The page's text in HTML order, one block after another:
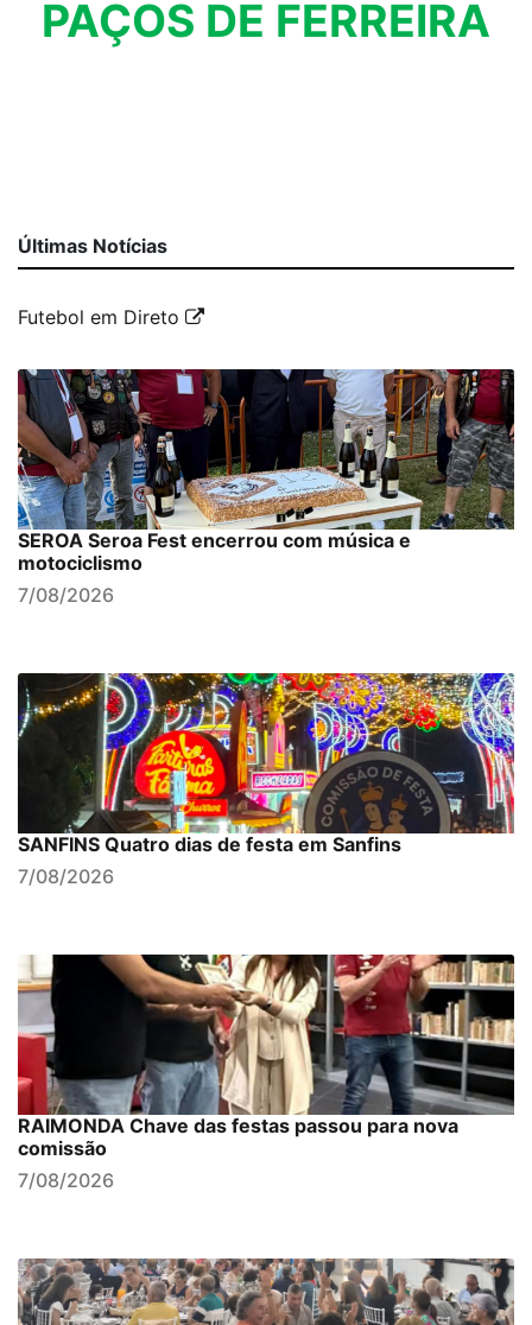
PAÇOS DE FERREIRA
Últimas Notícias
Futebol em Direto
SEROA Seroa Fest encerrou com música e
motociclismo
7/08/2026
SANFINS Quatro dias de festa em Sanfins
7/08/2026
RAIMONDA Chave das festas passou para nova
comissão
7/08/2026